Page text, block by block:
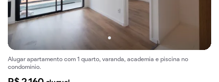
Alugar apartamento com 1 quarto, varanda, academia e piscina no
condomínio.